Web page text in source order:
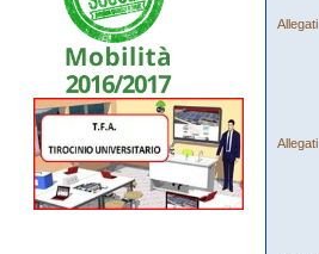
Allegati
Allegati